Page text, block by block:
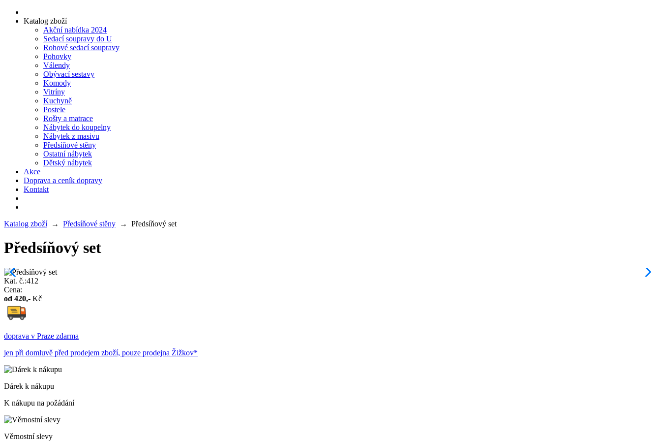
Katalog zboží
Akční nabídka 2024
Sedací soupravy do U
Rohové sedací soupravy
Pohovky
Válendy
Obývací sestavy
Komody
Vitríny
Kuchyně
Postele
Rošty a matrace
Nábytek do koupelny
Nábytek z masivu
Předsíňové stěny
Ostatní nábytek
Dětský nábytek
Akce
Doprava a ceník dopravy
Kontakt
Katalog zboží→ Předsíňové stěny → Předsíňový set
Předsíňový set
Kat. č.:412
Cena:
od 420,- Kč
doprava v Praze zdarma
jen při domluvě před prodejem zboží, pouze prodejna Žižkov*
Dárek k nákupu
K nákupu na požádání
Věrnostní slevy